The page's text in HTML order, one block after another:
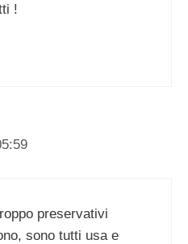
!
preservativi
sono tutti usa e